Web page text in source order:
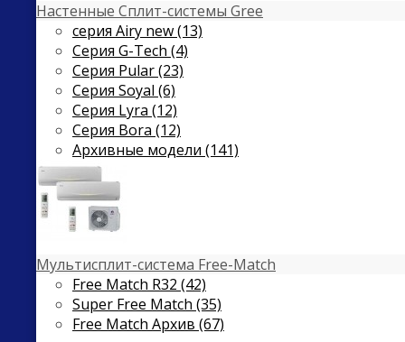
Настенные Сплит-системы Gree
серия Airy new (13)
Серия G-Tech (4)
Серия Pular (23)
Cерия Soyal (6)
Серия Lyra (12)
Серия Bora (12)
Архивные модели (141)
Мультисплит-система Free-Match
Free Match R32 (42)
Super Free Match (35)
Free Match Архив (67)